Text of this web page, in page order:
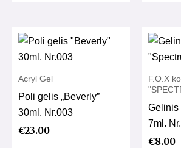
Acryl Gel
Poli gelis „Beverly”
30ml. Nr.003
€23.00
F.O.X
Gelinis
7ml.
€8.00